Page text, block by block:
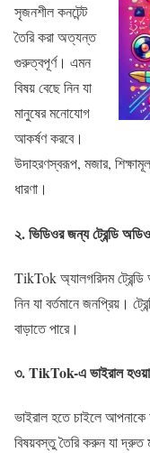
সৃজনশীল কনটেন্ট
তৈরি করা অত্যন্ত
গুরুত্বপূর্ণ। এমন
বিষয় বেছে নিন যা
মানুষের মনোযোগ
আকর্ষণ করবে।
উদাহরণস্বরূপ, মজার,
ধারণা।
২.ভিডিওর জন্য ট্রেন্ডি
TikTok অ্যালগরিদম
নিন যা বর্তমানে জনপ্রিয়।
বাড়াতে পারে।
৩.TikTok-এ ভাইরাল
ভাইরাল হতে চাইলে আপনাকে
বিষয়বস্তু তৈরি করুন যা দ্রুত